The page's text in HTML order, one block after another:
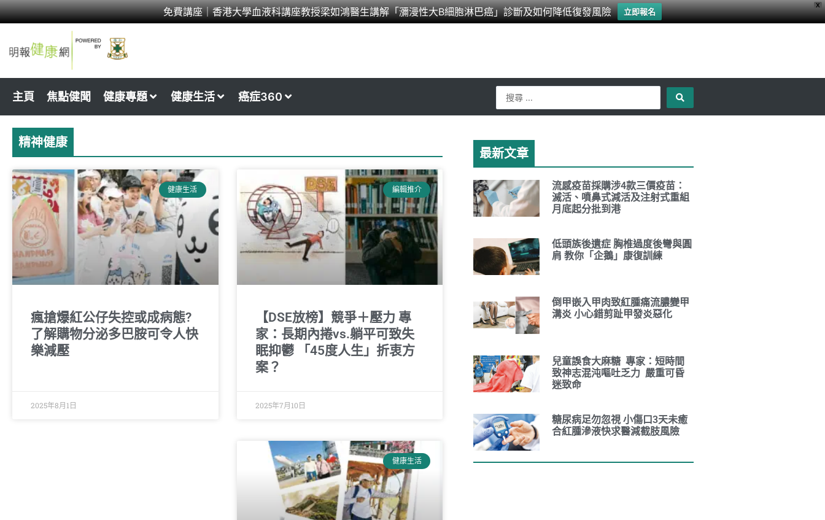
X
免費講座｜香港大學血液科講座教授梁如鴻醫生講解「瀰漫性大B細胞淋巴癌」診斷及如何降低復發風險 立即報名
Skip
to
content
主頁 焦點健聞 健康專題 健康生活 癌症360
Search
...
精神健康
健康生活
瘋搶爆紅公仔失控或成病態?
了解購物分泌多巴胺可令人快
樂減壓
2025年8月1日
編輯推介
【DSE放榜】競爭＋壓力 專
家：長期內捲vs.躺平可致失
眠抑鬱 「45度人生」折衷方
案？
2025年7月10日
健康生活
PagePage
最新文章
流感疫苗採購涉4款三價疫苗：
滅活、噴鼻式減活及注射式重組
月底起分批到港
低頭族後遺症 胸椎過度後彎與圓
肩 教你「企鵝」康復訓練
倒甲嵌入甲肉致紅腫痛流膿變甲
溝炎 小心錯剪趾甲發炎惡化
兒童誤食大麻糖 專家：短時間
致神志混沌嘔吐乏力 嚴重可昏
迷致命
糖尿病足勿忽視 小傷口3天未癒
合紅腫滲液快求醫減截肢風險